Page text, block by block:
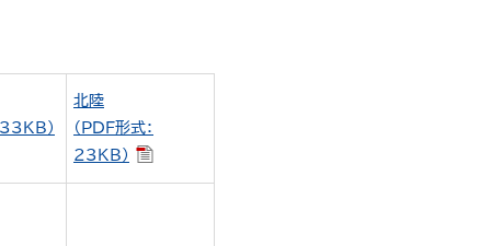
33KB）
北陸
（PDF形式：
23KB）